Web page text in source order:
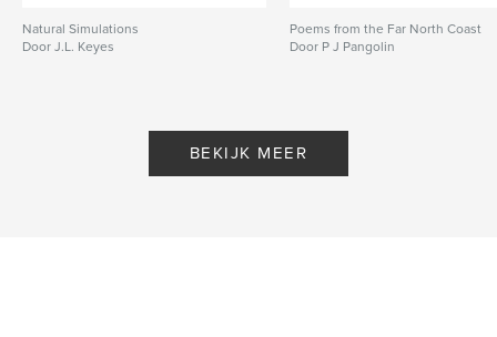
Natural Simulations
Door J.L. Keyes
Poems from the Far North Coast
Door P J Pangolin
BEKIJK MEER